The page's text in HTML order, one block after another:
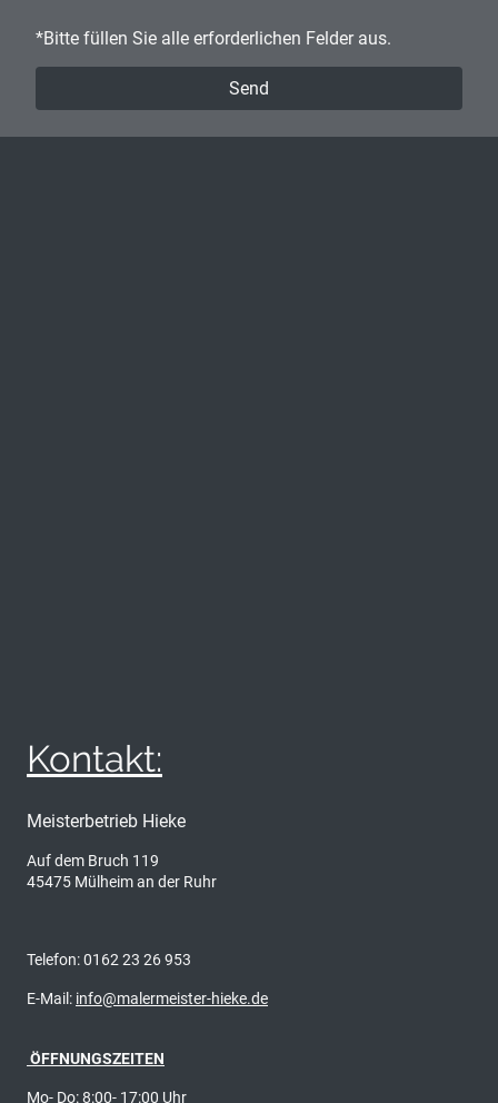
*Bitte füllen Sie alle erforderlichen Felder aus.
Send
Kontakt:
Meisterbetrieb Hieke
Auf dem Bruch 119
45475 Mülheim an der Ruhr
Telefon: 0162 23 26 953
E-Mail: info@malermeister-hieke.de
ÖFFNUNGSZEITEN
Mo- Do: 8:00- 17:00 Uhr